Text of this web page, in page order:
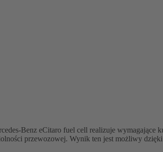
Benz eCitaro fuel cell realizuje
przewozowej. Wynik ten jest możliwy